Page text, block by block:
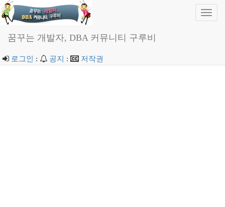
꿈꾸는 개발자, DBA 커뮤니티 구루비
로그인 : 공지 : 저작권